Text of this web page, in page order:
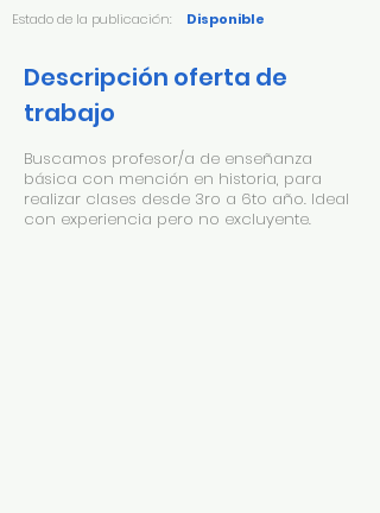
Estado de la publicación: Disponible
Descripción oferta de
trabajo
Buscamos profesor/a de enseñanza
básica con mención en historia, para
realizar clases desde 3ro a 6to año. Ideal
con experiencia pero no excluyente.